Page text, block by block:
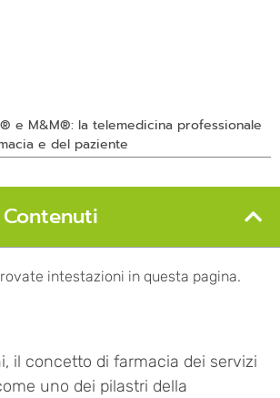
e M&M®: la telemedicina professionale
e del paziente
intestazioni in questa pagina.
il concetto di farmacia dei servizi
uno dei pilastri della